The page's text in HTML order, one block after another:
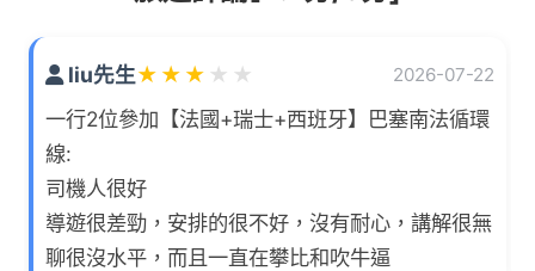
liu先生★ ★ ★ ★ ★ 2026-07-22
一行2位參加【法國+瑞士+西班牙】巴塞南法循環
線:
司機人很好
導遊很差勁，安排的很不好，沒有耐心，講解很無
聊很沒水平，而且一直在攀比和吹牛逼